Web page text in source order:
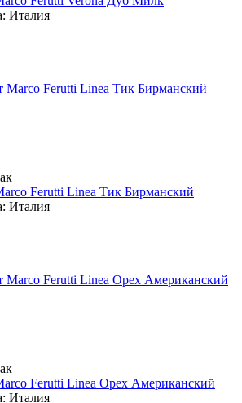
Италия
Ferutti Linea Тик Бирманский
Италия
Ferutti Linea Орех Американский
Италия